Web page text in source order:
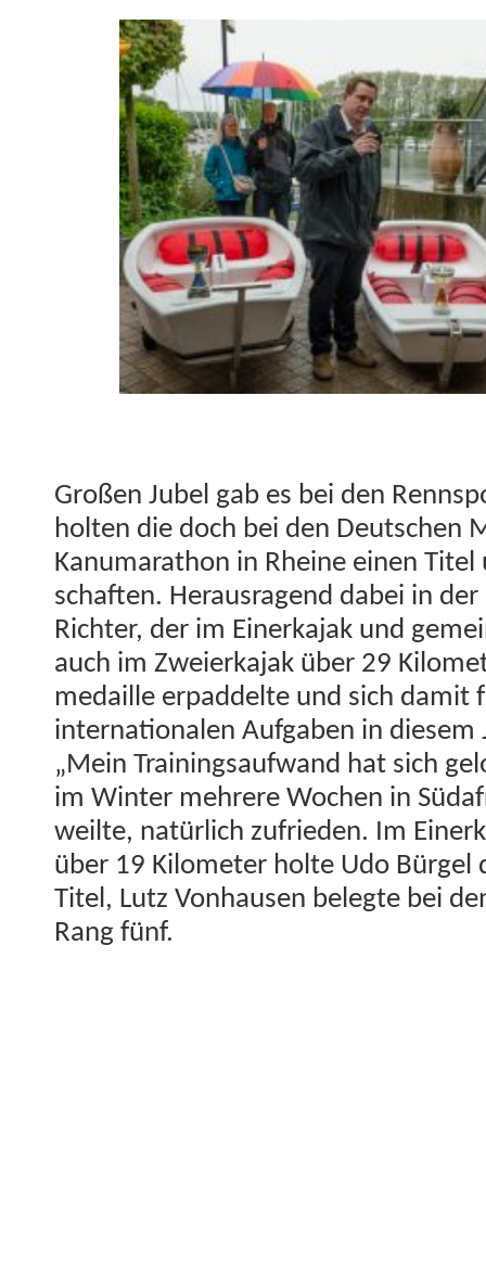
Großen Jubel gab es bei den
holten die doch bei den Deutschen
Kanu­marathon in Rheine einen
schaften. Her­aus­ra­gend dabei in der
Richter, der im Ein­erka­jak und
auch im Zweierka­jak über 29
medaille erpad­delte und sich damit
inter­na­tionalen Auf­gaben in diesem
„Mein Train­ingsaufwand hat sich
im Win­ter mehrere Wochen in
weilte, natür­lich zufrieden. Im
über 19 Kilo­me­ter holte Udo Bürgel
Titel, Lutz Von­hausen belegte bei
Rang fünf.